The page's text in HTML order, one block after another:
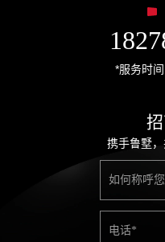
*服务时
携手鲁墅